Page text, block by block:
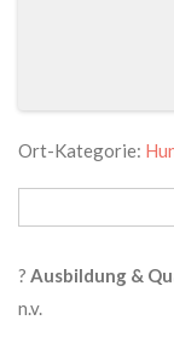
Ort-Kategorie:
?Ausbildung &
n.v.